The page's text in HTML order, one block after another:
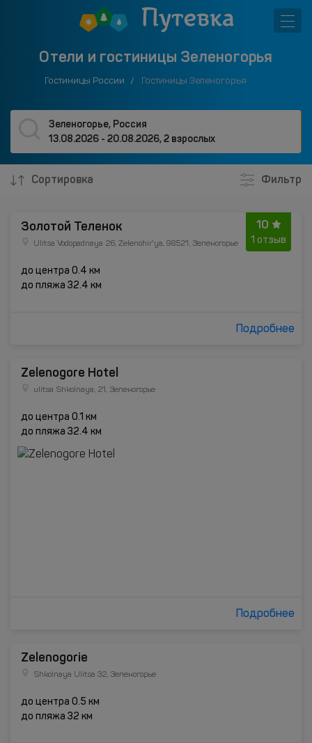
Отели и гостиницы Зеленогорья
Гостиницы России Гостиницы Зеленогорья
Зеленогорье, Россия
13.08.2026 - 20.08.2026,2 взрослых
Сортировка Фильтр
10
1 отзыв
Золотой Теленок
Ulitsa Vodopadnaya 26, Zelenohir'ya, 98521, Зеленогорье
до центра 0.4 км
до пляжа 32.4 км
Подробнее
Zelenogore Hotel
ulitsa Shkolnaya, 21, Зеленогорье
до центра 0.1 км
до пляжа 32.4 км
Подробнее
Zelenogorie
Shkolnaya Ulitsa 32, Зеленогорье
до центра 0.5 км
до пляжа 32 км